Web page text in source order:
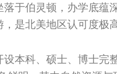
于伯灵顿，办学底蕴
是北美地区认可度极
本科、硕士、博士完